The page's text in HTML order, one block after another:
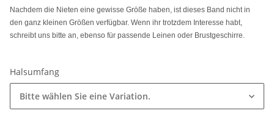
Nachdem die Nieten eine gewisse Größe haben, ist dieses Band nicht in
den ganz kleinen Größen verfügbar. Wenn ihr trotzdem Interesse habt,
schreibt uns bitte an, ebenso für passende Leinen oder Brustgeschirre.
Halsumfang
Bitte wählen Sie eine Variation.